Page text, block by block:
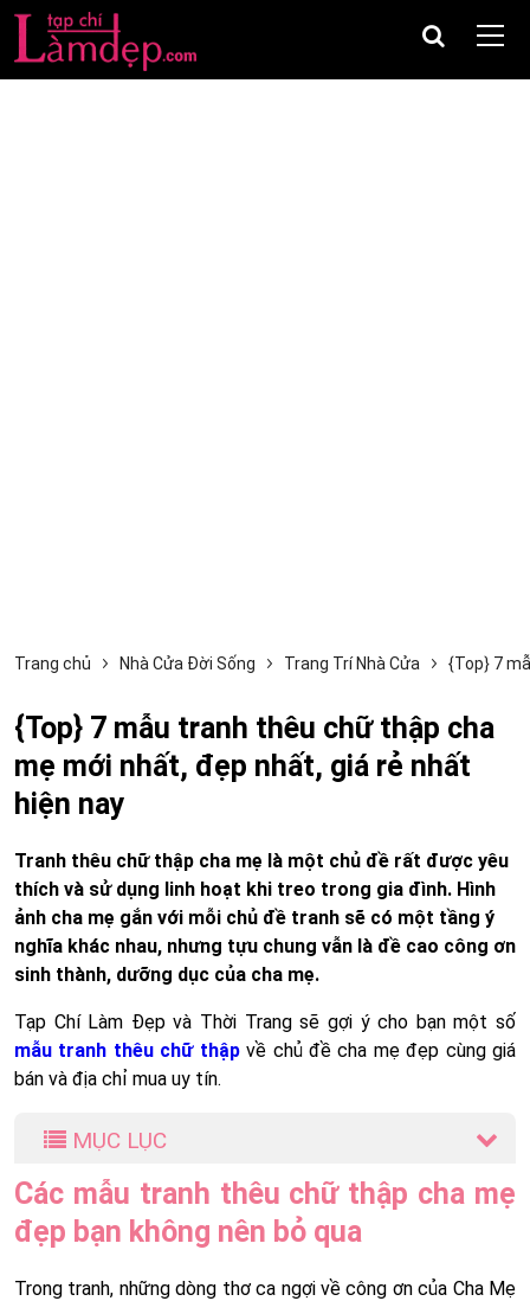
Trang chủ Nhà Cửa Đời Sống Trang Trí Nhà Cửa {Top} 7
{Top} 7 mẫu tranh thêu chữ thập cha
mẹ mới nhất, đẹp nhất, giá rẻ nhất
hiện nay
Tranh thêu chữ thập cha mẹ là một chủ đề rất được yêu
thích và sử dụng linh hoạt khi treo trong gia đình. Hình
ảnh cha mẹ gắn với mỗi chủ đề tranh sẽ có một tầng ý
nghĩa khác nhau, nhưng tựu chung vẫn là đề cao công ơn
sinh thành, dưỡng dục của cha mẹ.
Tạp Chí Làm Đẹp và Thời Trang sẽ gợi ý cho bạn một số
mẫu tranh thêu chữ thậpvề chủ đề cha mẹ đẹp cùng giá
bán và địa chỉ mua uy tín.
MỤC LỤC
Các mẫu tranh thêu chữ thập cha mẹ
đẹp bạn không nên bỏ qua
Trong tranh, những dòng thơ ca ngợi về công ơn của Cha Mẹ